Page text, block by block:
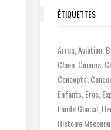
ÉTIQUETTES
Arras Aviation
Chien Cinéma
Concepts
Enfants Eros
Fluide Glacial
Histoire